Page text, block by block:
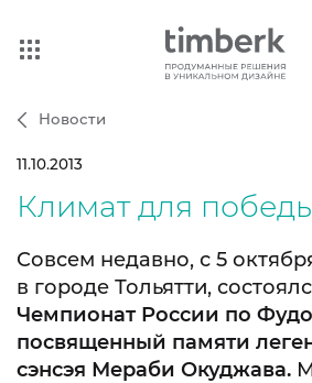
Новости
11.10.2013
Климат для
Совсем недавно, с 5
в городе Тольятти,
Чемпионат России по
посвященный памяти
сэнсэя Мераби Окуджава.